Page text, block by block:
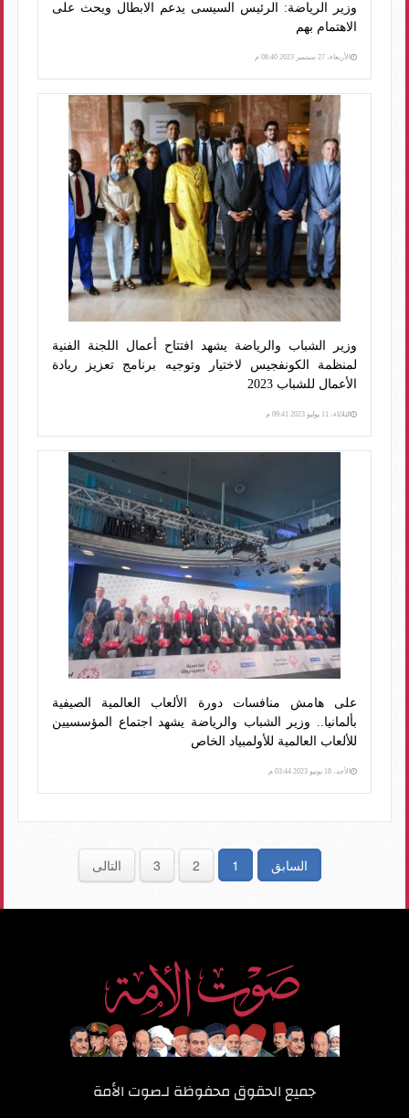
وزير الرياضة: الرئيس السيسى يدعم الابطال ويحث على
الاهتمام بهم
الأربعاء، 27 سبتمبر 2023 08:40 م
وزير الشباب والرياضة يشهد افتتاح أعمال اللجنة الفنية
لمنظمة الكونفجيس لاختيار وتوجيه برنامج تعزيز ريادة
الأعمال للشباب 2023
الثلاثاء، 11 يوليو 2023 09:41 م
على هامش منافسات دورة الألعاب العالمية الصيفية
بألمانيا.. وزير الشباب والرياضة يشهد اجتماع المؤسسيين
للألعاب العالمية للأولمبياد الخاص
الأحد، 18 يونيو 2023 03:44 م
السابق 1
2
3 التالى
جميع الحقوق محفوظة لـصوت الأمة